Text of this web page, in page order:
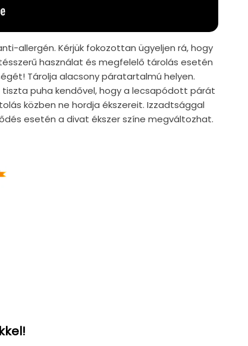
allergén. Kérjük fokozottan ügyeljen rá, hogy
használat és megfelelő tárolás esetén
Tárolja alacsony páratartalmú helyen.
puha kendővel, hogy a lecsapódott párát
közben ne hordja ékszereit. Izzadtsággal
esetén a divat ékszer színe megváltozhat.